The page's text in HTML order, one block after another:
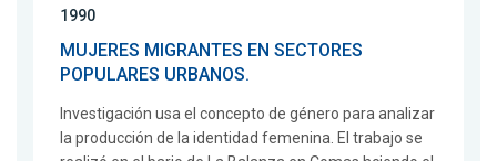
1990
MUJERES MIGRANTES EN SECTORES
POPULARES URBANOS.
Investigación usa el concepto de género para analizar
la producción de la identidad femenina. El trabajo se